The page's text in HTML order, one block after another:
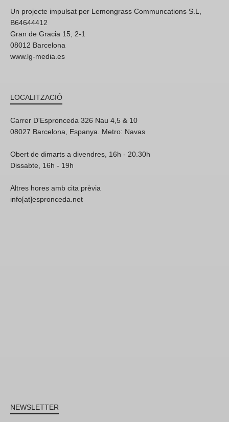
Un projecte impulsat per Lemongrass Communcations S.L,
B64644412
Gran de Gracia 15, 2-1
08012 Barcelona
www.lg-media.es
LOCALITZACIÓ
Carrer D'Espronceda 326 Nau 4,5 & 10
08027 Barcelona, Espanya. Metro: Navas
Obert de dimarts a divendres, 16h - 20.30h
Dissabte, 16h - 19h
Altres hores amb cita prèvia
info[at]espronceda.net
NEWSLETTER